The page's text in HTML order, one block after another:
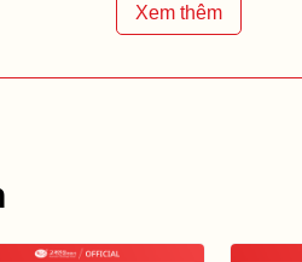
mát, tránh ánh nắng mặt trời trực tiếp.
Xem thêm